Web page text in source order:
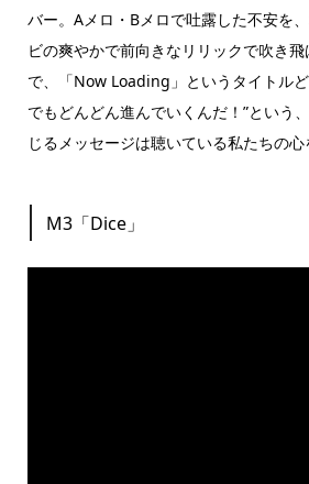
バー。Aメロ・Bメロで吐露した不安を
ビの爽やかで前向きなリリックで吹き
で、「Now Loading」というタイトル
でもどんどん進んでいくんだ！”という
じるメッセージは聴いている私たちの心
M3「Dice」